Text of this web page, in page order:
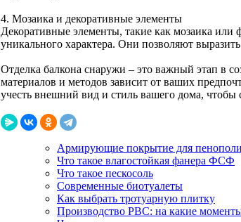
4. Мозаика и декоративные элементы
Декоративные элементы, такие как мозаика или
уникального характера. Они позволяют
Отделка балкона снаружи – это важный этап в
материалов и методов зависит от ваших
учесть внешний вид и стиль вашего дома, чтобы
Армирующие покрытие для
Что такое влагостойкая фанера ФСФ
Что такое пескосоль
Современные биотуалеты
Как выбрать тротуарную плитку
Производство РВС: на какие